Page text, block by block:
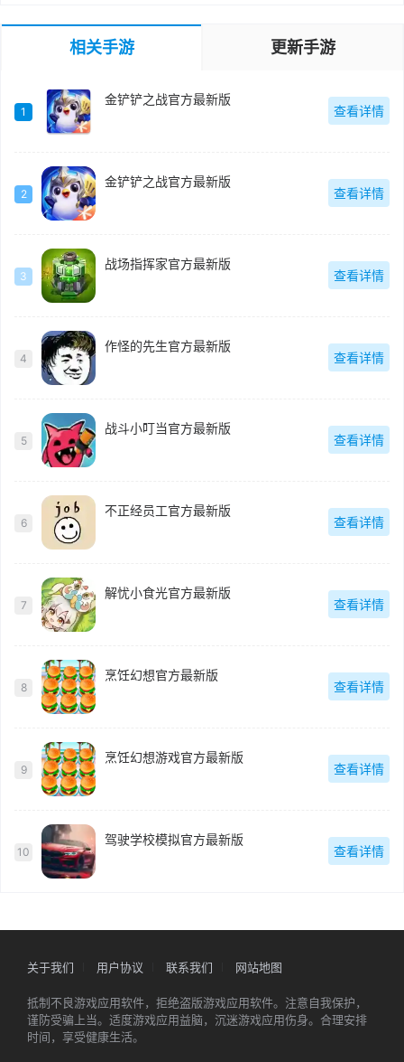
相关手游 更新手游
1
金铲铲之战官方最新版
查看详情
2
金铲铲之战官方最新版
查看详情
3
战场指挥家官方最新版
查看详情
4
作怪的先生官方最新版
查看详情
5
战斗小叮当官方最新版
查看详情
6
不正经员工官方最新版
查看详情
7
解忧小食光官方最新版
查看详情
8
烹饪幻想官方最新版
查看详情
9
烹饪幻想游戏官方最新版
查看详情
10
驾驶学校模拟官方最新版
查看详情
关于我们 用户协议 联系我们 网站地图
抵制不良游戏应用软件，拒绝盗版游戏应用软件。注意自我保护，
谨防受骗上当。适度游戏应用益脑，沉迷游戏应用伤身。合理安排
时间，享受健康生活。